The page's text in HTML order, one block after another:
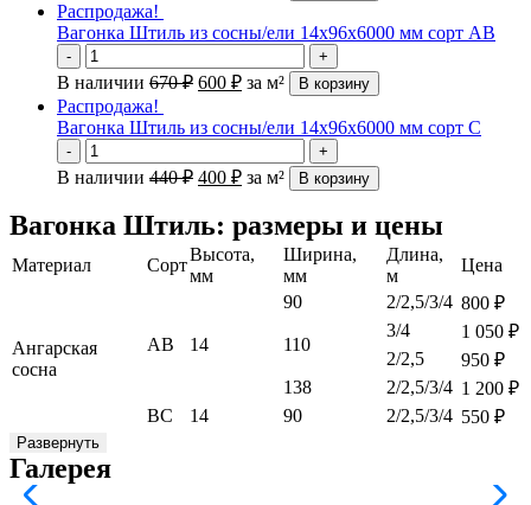
Распродажа!
Вагонка Штиль из сосны/ели 14х96х6000 мм сорт AB
- +
В наличии 670₽ 600 ₽ за м² В корзину
Распродажа!
Вагонка Штиль из сосны/ели 14х96х6000 мм сорт С
- +
В наличии 440₽ 400 ₽ за м² В корзину
Вагонка Штиль: размеры и цены
Материал Сорт
Высота,
мм
Ширина,
мм
Длина,
м
Цена
Ангарская
сосна
АВ 14
90 2/2,5/3/4 800 ₽
110
3/4 1 050 ₽
2/2,5
950 ₽
138
2/2,5/3/4 1 200 ₽
ВС
14 90 2/2,5/3/4 550 ₽
Развернуть
Галерея